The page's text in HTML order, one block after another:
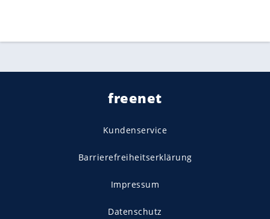
freenet
Kundenservice
Barrierefreiheitserklärung
Impressum
Datenschutz